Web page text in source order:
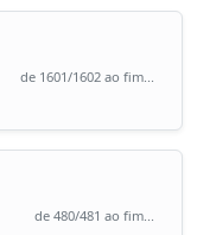
de 1601/1602 ao fim...
de 480/481 ao fim...